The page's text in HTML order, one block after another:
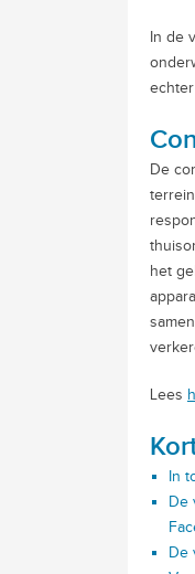
In de
De
het
Lees
In
De
De